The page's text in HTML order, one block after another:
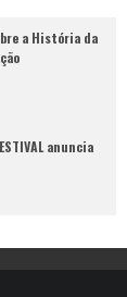
a História da
anuncia